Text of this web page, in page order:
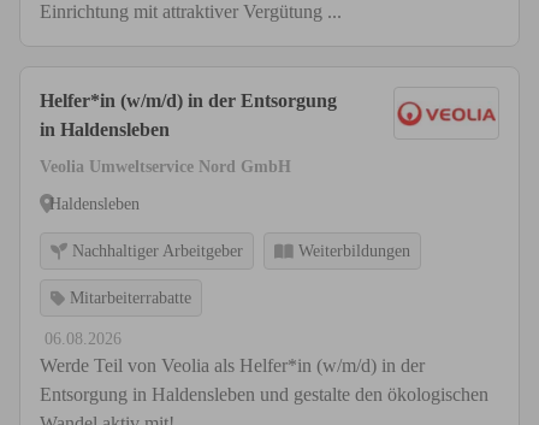
Einrichtung mit attraktiver Vergütung ...
Helfer*in (w/m/d) in der Entsorgung
in Haldensleben
Veolia Umweltservice Nord GmbH
Haldensleben
Nachhaltiger Arbeitgeber Weiterbildungen
Mitarbeiterrabatte
06.08.2026
Werde Teil von Veolia als Helfer*in (w/m/d) in der
Entsorgung in Haldensleben und gestalte den ökologischen